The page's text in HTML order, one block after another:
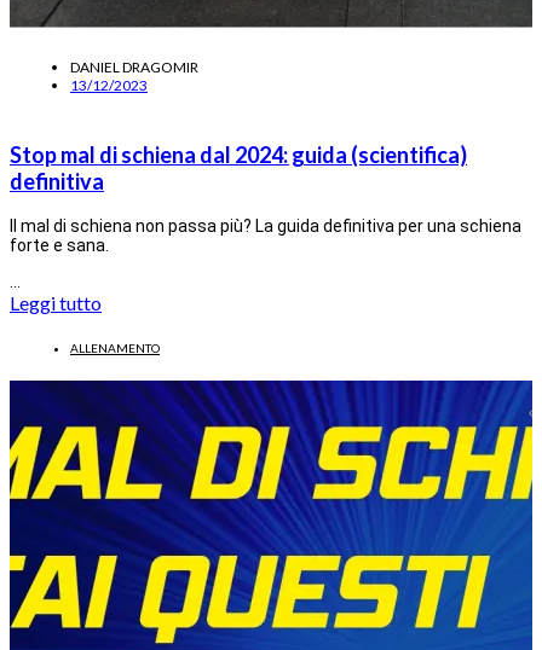
DANIEL DRAGOMIR
13/12/2023
Stop mal di schiena dal 2024: guida (scientifica)
definitiva
Il mal di schiena non passa più? La guida definitiva per una schiena
forte e sana.
Leggi tutto
ALLENAMENTO